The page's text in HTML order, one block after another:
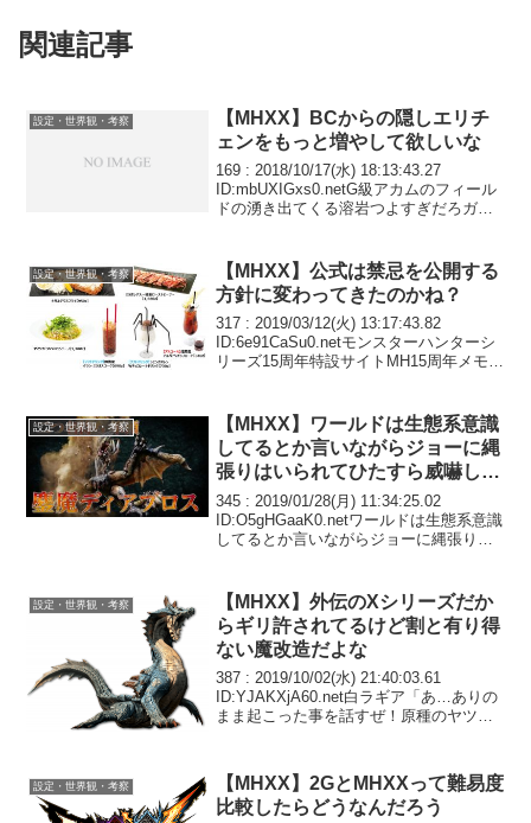
関連記事
設定・世界観・考察
【MHXX】BCからの隠しエリチ
ェンをもっと増やして欲しいな
169 : 2018/10/17(水) 18:13:43.27
ID:mbUXIGxs0.netG級アカムのフィール
ドの湧き出てくる溶岩つよすぎだろガン
設定・世界観・考察
【MHXX】公式は禁忌を公開する
方針に変わってきたのかね？
317 : 2019/03/12(火) 13:17:43.82
ID:6e91CaSu0.netモンスターハンターシ
リーズ15周年特設サイトMH15周年メモリ
イッターで...
設定・世界観・考察
【MHXX】ワールドは生態系意識
してるとか言いながらジョーに縄
張りはいられてひたすら威嚇して
るディアブロス見て悲しくなった
345 : 2019/01/28(月) 11:34:25.02
ID:O5gHGaaK0.netワールドは生態系意識
してるとか言いながらジョーに縄張りは
くなった。２つ名...
設定・世界観・考察
【MHXX】外伝のXシリーズだか
らギリ許されてるけど割と有り得
ない魔改造だよな
387 : 2019/10/02(水) 21:40:03.61
ID:YJAKXjA60.net白ラギア「あ…ありの
まま起こった事を話すぜ！原種のヤツがX
たな…何を言っ...
設定・世界観・考察
【MHXX】2GとMHXXって難易度
比較したらどうなんだろう